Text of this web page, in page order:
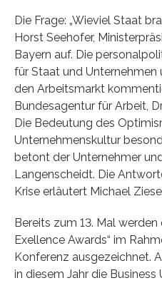
Die Frage: „Wieviel Staat
Horst Seehofer,
Bayern auf. Die
für Staat und Unternehmen
den Arbeitsmarkt
Bundesagentur für Arbeit,
Die Bedeutung des
Unternehmenskultur
betont der Unternehmer
Langenscheidt. Die
Krise erläutert Michael
Bereits zum 13. Mal werden
Exellence Awards“ im
Konferenz ausgezeichnet.
in diesem Jahr die Business